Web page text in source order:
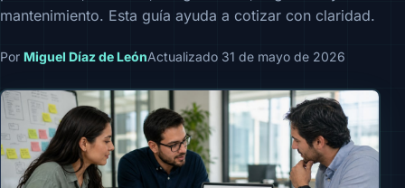
mantenimiento. Esta guía ayuda a cotizar con claridad.
Por Miguel Díaz de LeónActualizado 31 de mayo de 2026